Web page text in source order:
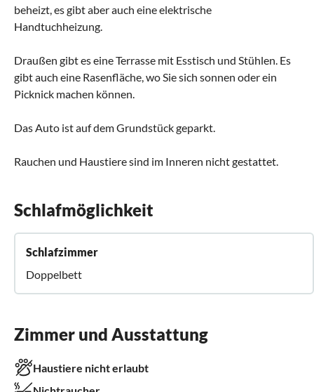
beheizt, es gibt aber auch eine elektrische
Handtuchheizung.
Draußen gibt es eine Terrasse mit Esstisch und Stühlen. Es
gibt auch eine Rasenfläche, wo Sie sich sonnen oder ein
Picknick machen können.
Das Auto ist auf dem Grundstück geparkt.
Rauchen und Haustiere sind im Inneren nicht gestattet.
Schlafmöglichkeit
Schlafzimmer
Doppelbett
Zimmer und Ausstattung
Haustiere nicht erlaubt